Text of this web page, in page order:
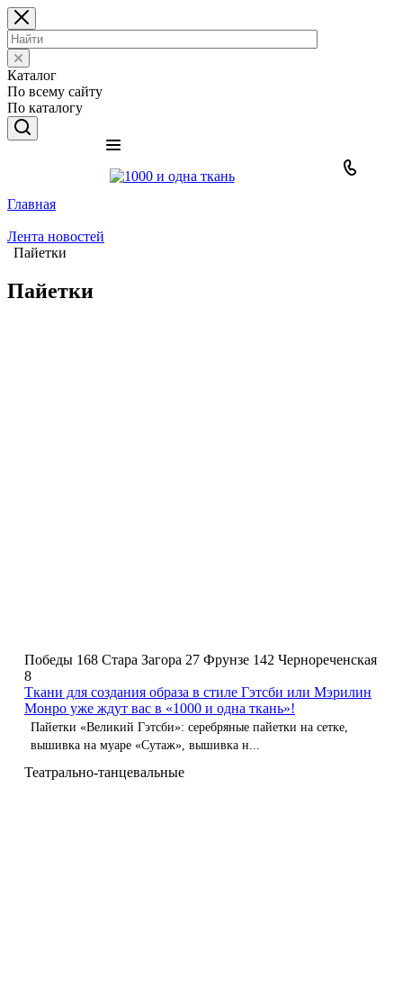
Каталог
По всему сайту
По каталогу
Главная
Лента новостей
Пайетки
Пайетки
Победы 168 Стара Загора 27 Фрунзе 142 Чернореченская
8
Ткани для создания образа в стиле Гэтсби или Мэрилин
Монро уже ждут вас в «1000 и одна ткань»!
Пайетки «Великий Гэтсби»: серебряные пайетки на сетке,
вышивка на муаре «Сутаж», вышивка н...
Театрально-танцевальные